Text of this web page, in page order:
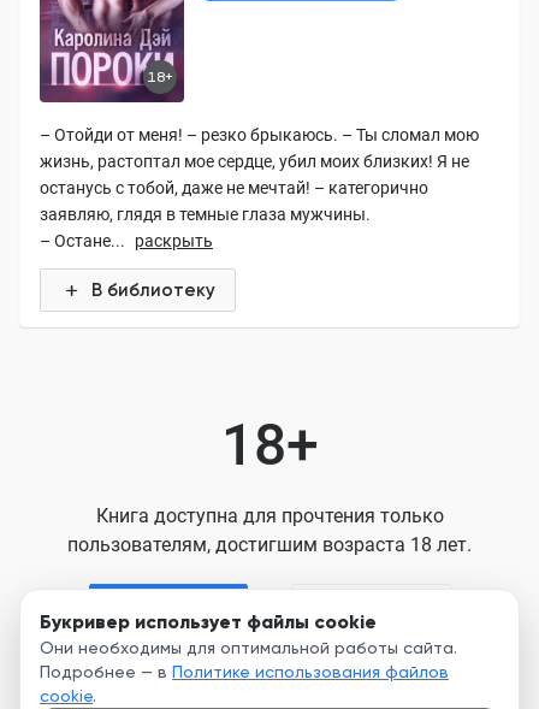
Букривер использует файлы cookie
Они необходимы для оптимальной работы сайта.
Подробнее — в Политике использования файлов
cookie.
18+
– Отойди от меня! – резко брыкаюсь. – Ты сломал мою
жизнь, растоптал мое сердце, убил моих близких! Я не
останусь с тобой, даже не мечтай! – категорично
заявляю, глядя в темные глаза мужчины.
– Остане...
раскрыть
В библиотеку
18+
Книга доступна для прочтения только
пользователям, достигшим возраста 18 лет.
Нажимая кнопку, я принимаю условия